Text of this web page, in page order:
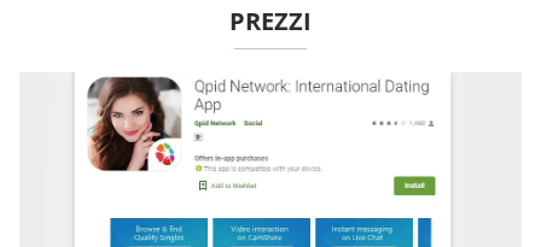
PREZZI